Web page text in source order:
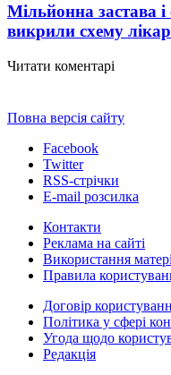
Мільйонна застава і
викрили схему
Читати коментарі
Повна версія сайту
Facebook
Twitter
RSS-стрічки
E-mail розсилка
Контакти
Реклама на сайті
Використання
Правила
Договір
Політика у сфері
Угода щодо
Редакція